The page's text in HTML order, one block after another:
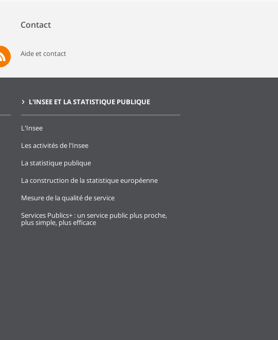
Contact
Aide et contact
L'INSEE ET LA STATISTIQUE PUBLIQUE
L'Insee
Les activités de l'Insee
La statistique publique
La construction de la statistique européenne
Mesure de la qualité de service
Services Publics+ : un service public plus proche,
plus simple, plus efficace